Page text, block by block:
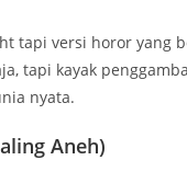
tapi versi horor yang
tapi kayak
nyata.
Aneh)